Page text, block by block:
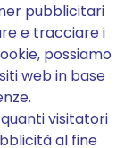
pubblicitari
e tracciare i
possiamo
web in base
visitatori
al fine